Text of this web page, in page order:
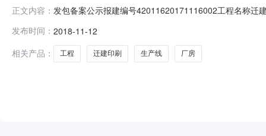
正文内容： 发包备案公示报建编号42011620171116002工程名称迁
河街孝天公路以东，横天线资金性质货币资金来源及落
发布时间： 2018-11-12
相关产品：
工程 迁建印刷 生产线 厂房